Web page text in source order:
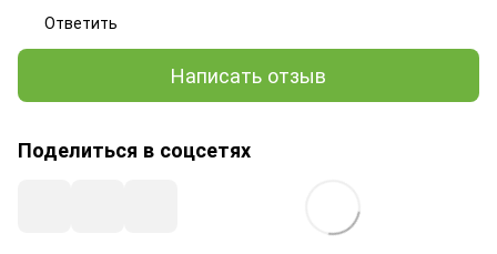
Ответить
Написать отзыв
Поделиться в соцсетях